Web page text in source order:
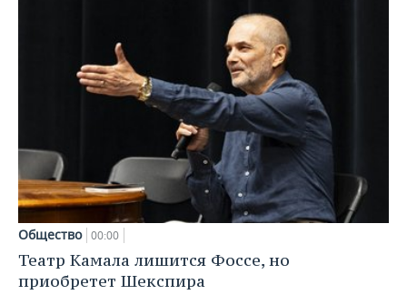
Общество 00:00
Театр Камала лишится Фоссе, но
приобретет Шекспира